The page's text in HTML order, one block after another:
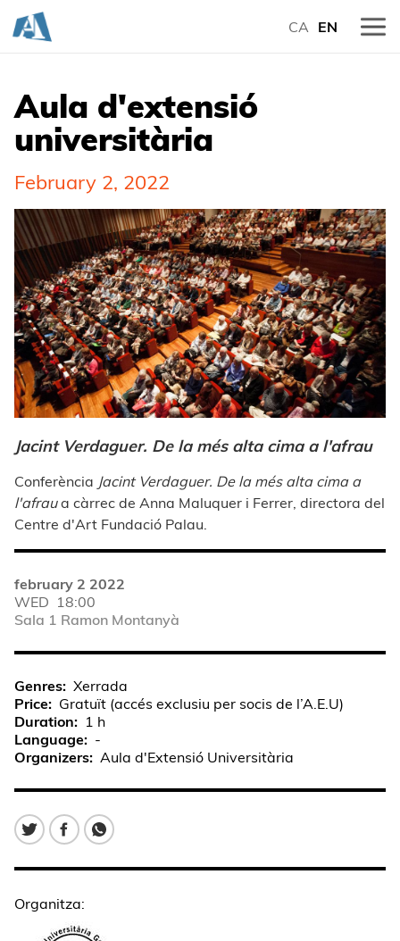
CA EN
Aula d'extensió
universitària
February 2, 2022
Jacint Verdaguer. De la més alta cima a l'afrau
Conferència Jacint Verdaguer. De la més alta cima a
l'afraua càrrec de Anna Maluquer i Ferrer, directora del
Centre d'Art Fundació Palau.
february 2 2022
WED 18:00
Sala 1 Ramon Montanyà
Genres Xerrada
Price
Gratuït (accés exclusiu per socis de l’A.E.U)
Duration
1 h
Language
-
Organizers
Aula d'Extensió Universitària
Organitza: